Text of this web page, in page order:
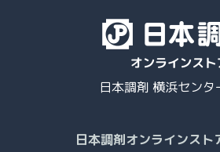
日本調剤 横浜センタ
日本調剤オンラインスト